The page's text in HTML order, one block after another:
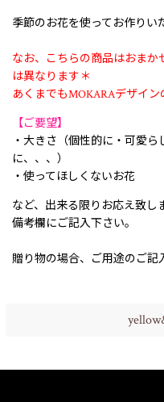
季節のお花を使ってお作りい
なお、こちらの商品はおまか
は異なります＊
あくまでもMOKARAデザイ
【ご要望】
・大きさ（個性的に・可愛
に、、、）
・使ってほしくないお花
など、出来る限りお応え致し
備考欄にご記入下さい。
贈り物の場合、ご用途のご記